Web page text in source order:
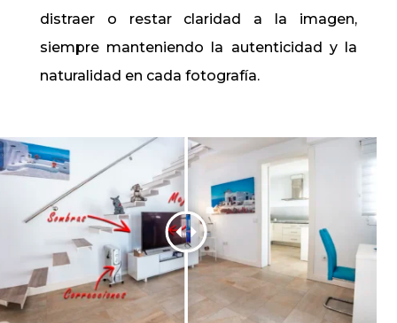
distraer o restar claridad a la imagen,
siempre manteniendo la autenticidad y la
naturalidad en cada fotografía.